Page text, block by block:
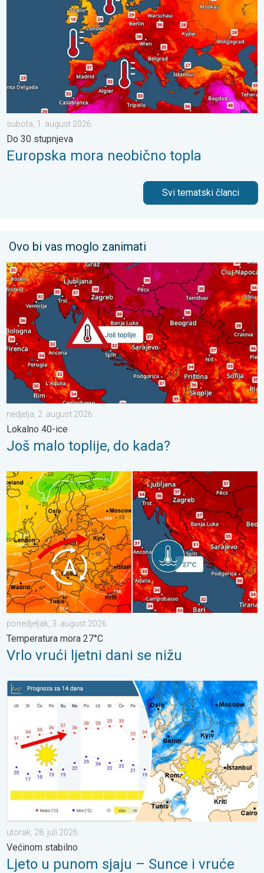
subota, 1. august 2026.
Do 30 stupnjeva
Europska mora neobično topla
Svi tematski članci
Ovo bi vas moglo zanimati
Još malo toplije, do kada?. Lokalno 40-ice. . . nedjelja, 2.
nedjelja, 2. august 2026.
Lokalno 40-ice
Još malo toplije, do kada?
Vrlo vrući ljetni dani se nižu. Temperatura mora 27°C. . .
ponedjeljak, 3. august 2026.
Temperatura mora 27°C
Vrlo vrući ljetni dani se nižu
Ljeto u punom sjaju – Sunce i vruće. Većinom stabilno. . .
utorak, 28. juli 2026.
Većinom stabilno
Ljeto u punom sjaju – Sunce i vruće